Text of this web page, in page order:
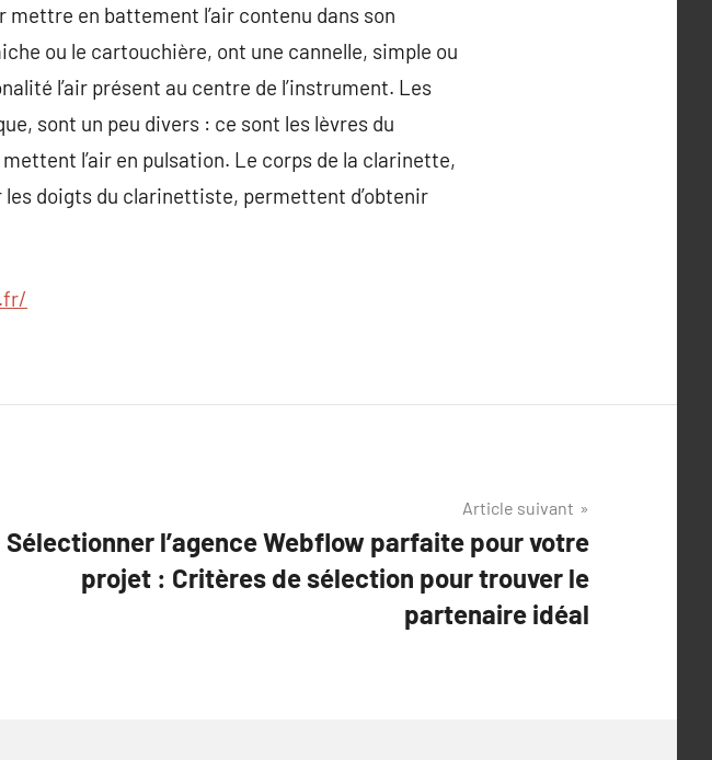
en battement l’air contenu dans son
ou le cartouchière, ont une cannelle, simple ou
l’air présent au centre de l’instrument. Les
sont un peu divers : ce sont les lèvres du
l’air en pulsation. Le corps de la clarinette,
doigts du clarinettiste, permettent d’obtenir
Article suivant
Sélectionner l’agence Webflow parfaite pour votre
projet : Critères de sélection pour trouver le
partenaire idéal